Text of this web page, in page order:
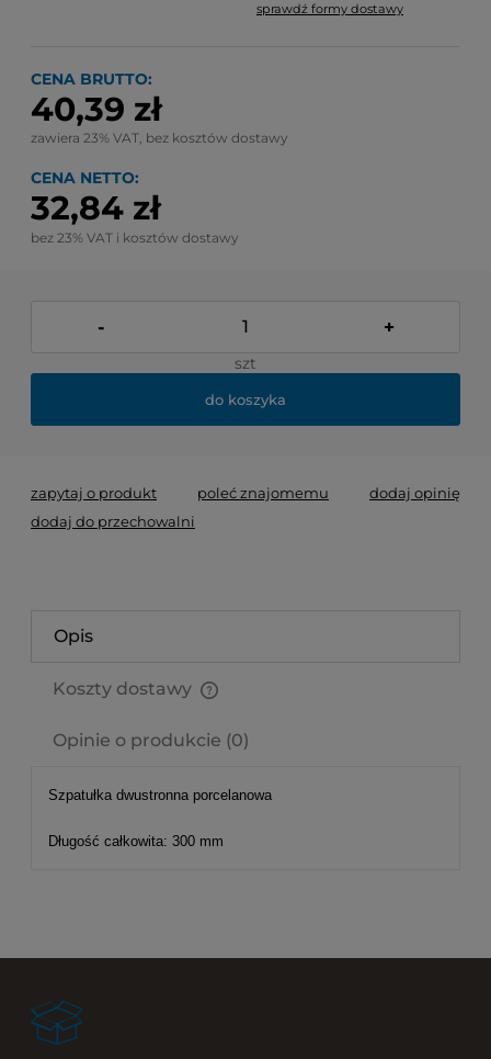
Cena nie zawiera ewentualnych kosztów płatności
sprawdź formy dostawy
CENA BRUTTO:
40,39 zł
zawiera 23% VAT, bez kosztów dostawy
CENA NETTO:
32,84 zł
bez 23% VAT i kosztów dostawy
- +
szt
do koszyka
zapytaj o produkt poleć znajomemu
dodaj opinię
dodaj do przechowalni
Opis
Koszty dostawy
Opinie o produkcie (0)
Szpatułka dwustronna porcelanowa
Długość całkowita: 300 mm